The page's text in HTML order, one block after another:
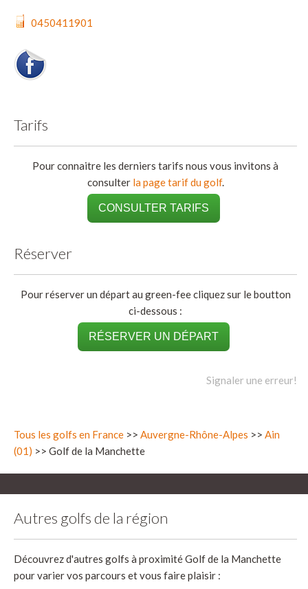
0450411901
Tarifs
Pour connaitre les derniers tarifs nous vous invitons à
consulter la page tarif du golf.
CONSULTER TARIFS
Réserver
Pour réserver un départ au green-fee cliquez sur le boutton
ci-dessous :
RÉSERVER UN DÉPART
Signaler une erreur!
Tous les golfs en France >> Auvergne-Rhône-Alpes >> Ain
(01) >> Golf de la Manchette
Autres golfs de la région
Découvrez d'autres golfs à proximité Golf de la Manchette
pour varier vos parcours et vous faire plaisir :